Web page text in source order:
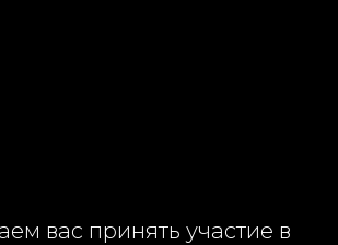
вас принять участие в